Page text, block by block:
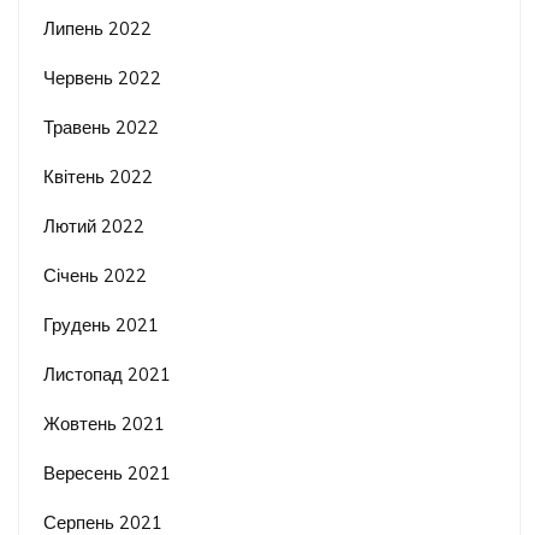
Липень 2022
Червень 2022
Травень 2022
Квітень 2022
Лютий 2022
Січень 2022
Грудень 2021
Листопад 2021
Жовтень 2021
Вересень 2021
Серпень 2021